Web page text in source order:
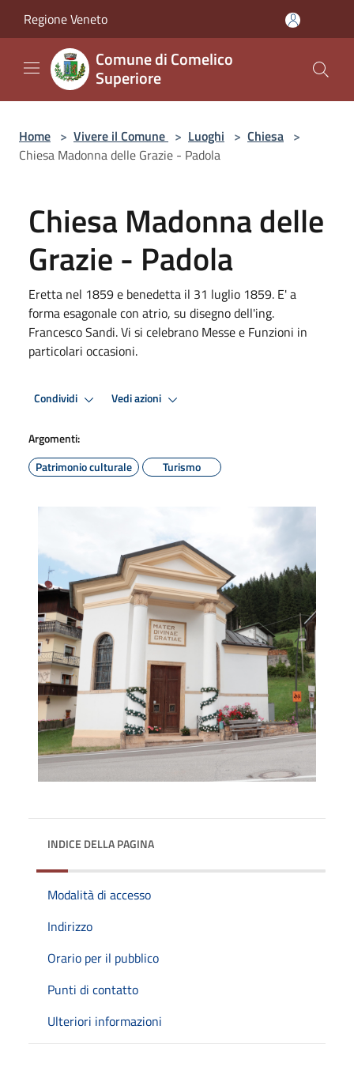
Regione Veneto
Comune di Comelico
Superiore
Home > Vivere il Comune > Luoghi > Chiesa >
Chiesa Madonna delle Grazie - Padola
Chiesa Madonna delle
Grazie - Padola
Eretta nel 1859 e benedetta il 31 luglio 1859. E' a
forma esagonale con atrio, su disegno dell'ing.
Francesco Sandi. Vi si celebrano Messe e Funzioni in
particolari occasioni.
Condividi Vedi azioni
Argomenti:
Patrimonio culturale
Turismo
INDICE DELLA PAGINA
Modalità di accesso
Indirizzo
Orario per il pubblico
Punti di contatto
Ulteriori informazioni